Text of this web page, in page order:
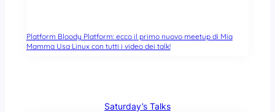
Platform Bloody Platform: ecco il primo nuovo meetup di Mia
Mamma Usa Linux con tutti i video dei talk!
Saturday’s Talks